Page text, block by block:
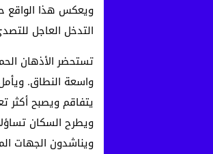
ويعكس هذا الواقع
التدخل العاجل
تستحضر الأذهان
واسعة النطاق.
يتفاقم ويصبح أكثر
ويطرح السكان
ويناشدون الجهات